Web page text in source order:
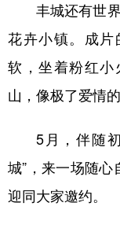
丰城还有世界
花卉小镇。成片
软，坐着粉红小
山，像极了爱情的
5月，伴随初
城”，来一场随
迎同大家邀约。